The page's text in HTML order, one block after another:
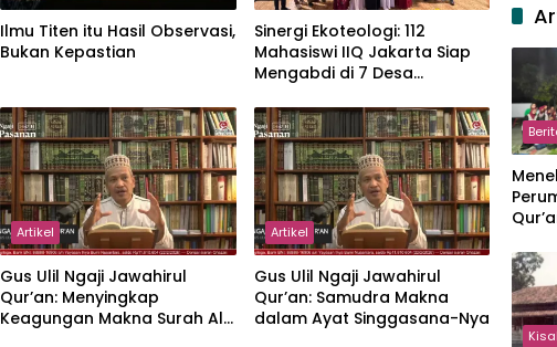
Ilmu Titen itu Hasil Observasi,
Bukan Kepastian
‎Sinergi Ekoteologi: 112
Mahasiswi IIQ Jakarta Siap
Mengabdi di 7 Desa
Artikel
Gus Ulil Ngaji Jawahirul
Qur’an: Menyingkap
Keagungan Makna Surah Al-
Artikel
Gus Ulil Ngaji Jawahirul
Qur’an: Samudra Makna
dalam Ayat Singgasana-Nya